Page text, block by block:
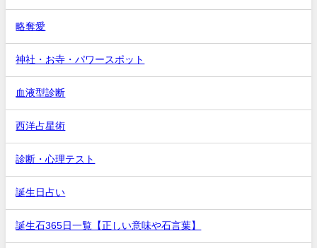
略奪愛
神社・お寺・パワースポット
血液型診断
西洋占星術
診断・心理テスト
誕生日占い
誕生石365日一覧【正しい意味や石言葉】